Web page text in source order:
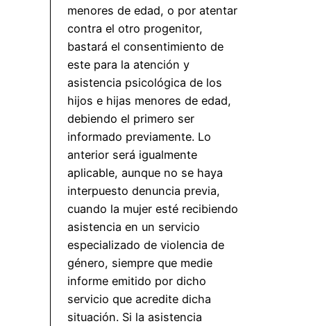
menores de edad, o por atentar
contra el otro progenitor,
bastará el consentimiento de
este para la atención y
asistencia psicológica de los
hijos e hijas menores de edad,
debiendo el primero ser
informado previamente. Lo
anterior será igualmente
aplicable, aunque no se haya
interpuesto denuncia previa,
cuando la mujer esté recibiendo
asistencia en un servicio
especializado de violencia de
género, siempre que medie
informe emitido por dicho
servicio que acredite dicha
situación. Si la asistencia